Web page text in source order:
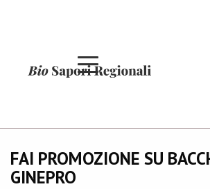
FAI PROMOZIONE SU
GINEPRO